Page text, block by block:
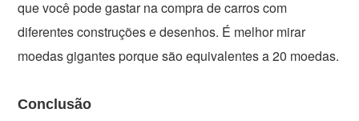
que você pode gastar na compra de carros com
diferentes construções e desenhos. É melhor mirar
moedas gigantes porque são equivalentes a 20 moedas.
Conclusão